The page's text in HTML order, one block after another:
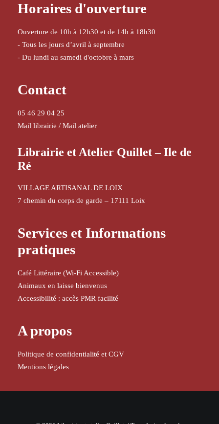
Horaires d'ouverture
Ouverture de 10h à 12h30 et de 14h à 18h30
- Tous les jours d’avril à septembre
- Du lundi au samedi d'octobre à mars
Contact
05 46 29 04 25
Mail librairie / Mail atelier
Librairie et Atelier Quillet – Ile de
Ré
VILLAGE ARTISANAL DE LOIX
7 chemin du corps de garde – 17111 Loix
Services et Informations
pratiques
Café Littéraire (Wi-Fi Accessible)
Animaux en laisse bienvenus
Accessibilité : accès PMR facilité
A propos
Politique de confidentialité et CGV
Mentions légales